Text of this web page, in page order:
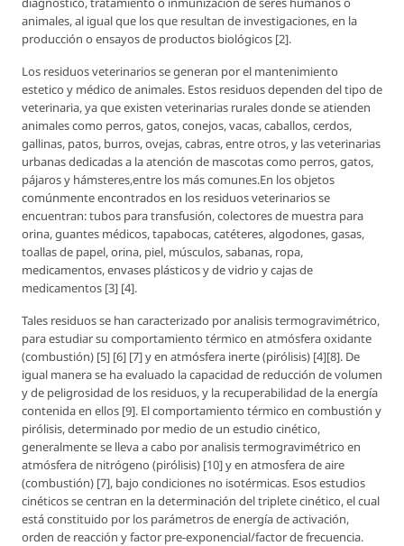
animales, al igual que los que resultan de investigaciones, en la
producción o ensayos de productos biológicos [2].
Los residuos veterinarios se generan por el mantenimiento
estetico y médico de animales. Estos residuos dependen del tipo de
veterinaria, ya que existen veterinarias rurales donde se atienden
animales como perros, gatos, conejos, vacas, caballos, cerdos,
gallinas, patos, burros, ovejas, cabras, entre otros, y las veterinarias
urbanas dedicadas a la atención de mascotas como perros, gatos,
pájaros y hámsteres,entre los más comunes.En los objetos
comúnmente encontrados en los residuos veterinarios se
encuentran: tubos para transfusión, colectores de muestra para
orina, guantes médicos, tapabocas, catéteres, algodones, gasas,
toallas de papel, orina, piel, músculos, sabanas, ropa,
medicamentos, envases plásticos y de vidrio y cajas de
medicamentos [3] [4].
Tales residuos se han caracterizado por analisis termogravimétrico,
para estudiar su comportamiento térmico en atmósfera oxidante
(combustión) [5] [6] [7] y en atmósfera inerte (pirólisis) [4][8]. De
igual manera se ha evaluado la capacidad de reducción de volumen
y de peligrosidad de los residuos, y la recuperabilidad de la energía
contenida en ellos [9]. El comportamiento térmico en combustión y
pirólisis, determinado por medio de un estudio cinético,
generalmente se lleva a cabo por analisis termogravimétrico en
atmósfera de nitrógeno (pirólisis) [10] y en atmosfera de aire
(combustión) [7], bajo condiciones no isotérmicas. Esos estudios
cinéticos se centran en la determinación del triplete cinético, el cual
está constituido por los parámetros de energía de activación,
orden de reacción y factor pre-exponencial/factor de frecuencia.